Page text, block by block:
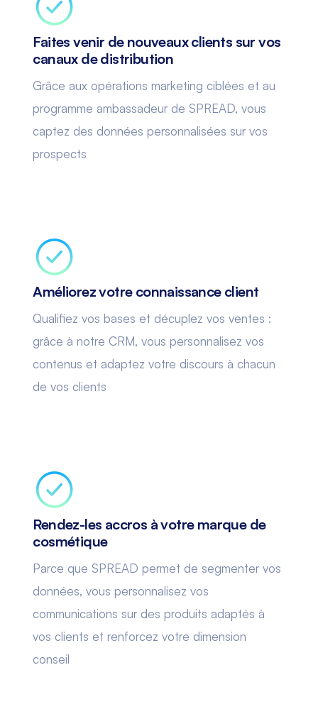
Faites venir de nouveaux clients sur vos
canaux de distribution
Grâce aux opérations marketing ciblées et au
programme ambassadeur de SPREAD, vous
captez des données personnalisées sur vos
prospects
Améliorez votre connaissance client
Qualifiez vos bases et décuplez vos ventes :
grâce à notre CRM, vous personnalisez vos
contenus et adaptez votre discours à chacun
de vos clients
Rendez-les accros à votre marque de
cosmétique
Parce que SPREAD permet de segmenter vos
données, vous personnalisez vos
communications sur des produits adaptés à
vos clients et renforcez votre dimension
conseil